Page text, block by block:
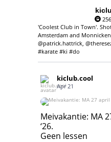
256
'Coolest Club in Town'.
Amsterdam and
@patrick.hattrick,
#karate #ki #do
kiclub.cool
Apr 21
Meivakantie: MA 27
Geen lessen
Meivakantie: MA
‘26.
Geen lessen